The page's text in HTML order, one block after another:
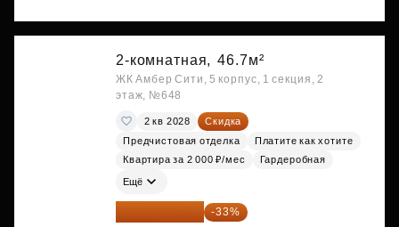
2-комнатная, 46.7м²
ЖК Амбер Сити, 5 корпус, 1 секция, 2
этаж, №648
2 кв 2028
Скидка
Предчистовая отделка
Платите как хотите
Квартира за 2 000 ₽/мес
Гардеробная
Ещё
29 884 124 ₽ -33%